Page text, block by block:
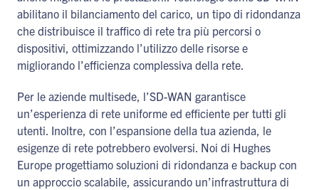
abilitano il bilanciamento del carico, un tipo di ridondanza
che distribuisce il traffico di rete tra più percorsi o
dispositivi, ottimizzando l’utilizzo delle risorse e
migliorando l’efficienza complessiva della rete.
Per le aziende multisede, l’SD-WAN garantisce
un’esperienza di rete uniforme ed efficiente per tutti gli
utenti. Inoltre, con l’espansione della tua azienda, le
esigenze di rete potrebbero evolversi. Noi di Hughes
Europe progettiamo soluzioni di ridondanza e backup con
un approccio scalabile, assicurando un’infrastruttura di